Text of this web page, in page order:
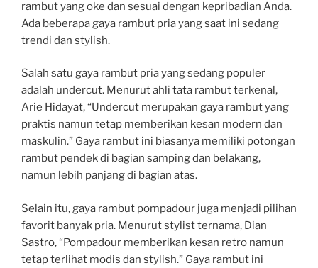
rambut yang oke dan sesuai dengan kepribadian Anda.
Ada beberapa gaya rambut pria yang saat ini sedang
trendi dan stylish.
Salah satu gaya rambut pria yang sedang populer
adalah undercut. Menurut ahli tata rambut terkenal,
Arie Hidayat, “Undercut merupakan gaya rambut yang
praktis namun tetap memberikan kesan modern dan
maskulin.” Gaya rambut ini biasanya memiliki potongan
rambut pendek di bagian samping dan belakang,
namun lebih panjang di bagian atas.
Selain itu, gaya rambut pompadour juga menjadi pilihan
favorit banyak pria. Menurut stylist ternama, Dian
Sastro, “Pompadour memberikan kesan retro namun
tetap terlihat modis dan stylish.” Gaya rambut ini